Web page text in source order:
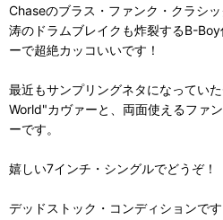
Chaseのブラス・ファンク・クラシ
涛のドラムブレイクも炸裂するB-
ーで超絶カッコいいです！
最近もサンプリングネタになってい
World"カヴァーと、両面使えるファ
ーです。
嬉しい7インチ・シングルでどうぞ！
デッドストック・コンディションで